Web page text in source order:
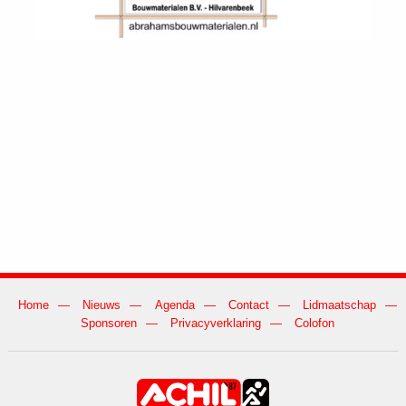
Home Nieuws Agenda Contact
Lidmaatschap
Sponsoren
Privacyverklaring Colofon